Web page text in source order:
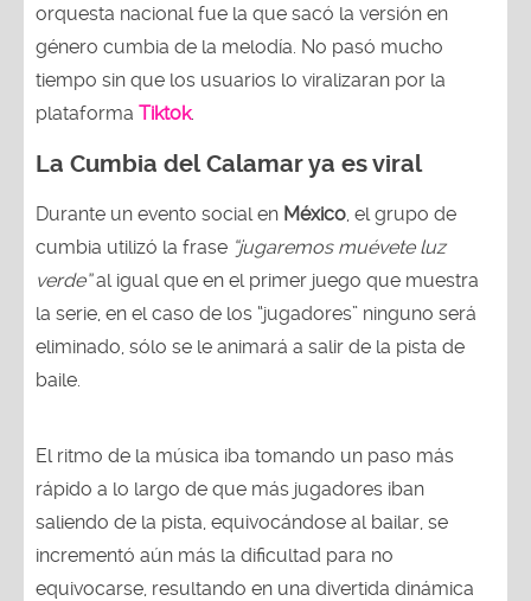
orquesta nacional fue la que sacó la versión en
género cumbia de la melodía. No pasó mucho
tiempo sin que los usuarios lo viralizaran por la
plataforma Tiktok.
La Cumbia del Calamar ya es viral
Durante un evento social en México, el grupo de
cumbia utilizó la frase “jugaremos muévete luz
verde”al igual que en el primer juego que muestra
la serie, en el caso de los “jugadores” ninguno será
eliminado, sólo se le animará a salir de la pista de
baile.
El ritmo de la música iba tomando un paso más
rápido a lo largo de que más jugadores iban
saliendo de la pista, equivocándose al bailar, se
incrementó aún más la dificultad para no
equivocarse, resultando en una divertida dinámica